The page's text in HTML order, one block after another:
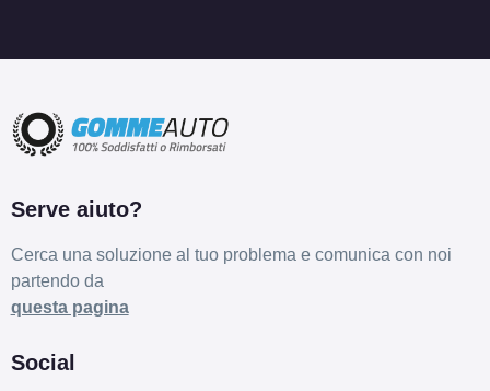
Serve aiuto?
Cerca una soluzione al tuo problema e comunica con noi
partendo da
questa pagina
Social